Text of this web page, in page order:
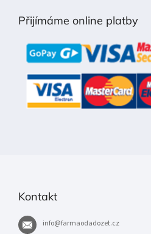
Přijímáme online platby
Kontakt
info@farmaodadozet.cz